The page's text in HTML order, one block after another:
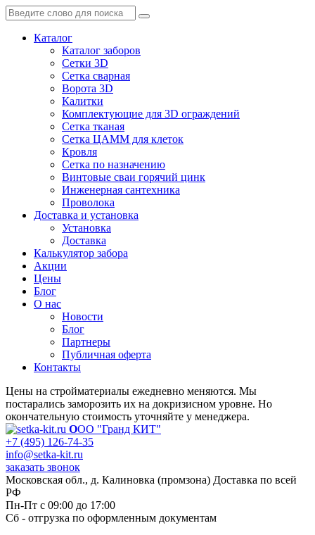
Каталог
Каталог заборов
Сетки 3D
Сетка сварная
Ворота 3D
Калитки
Комплектующие для 3D ограждений
Сетка тканая
Сетка ЦАММ для клеток
Кровля
Сетка по назначению
Винтовые сваи горячий цинк
Инженерная сантехника
Проволока
Доставка и установка
Установка
Доставка
Калькулятор забора
Акции
Цены
Блог
О нас
Новости
Блог
Партнеры
Публичная оферта
Контакты
Цены на стройматериалы ежедневно меняются. Мы
постарались заморозить их на докризисном уровне. Но
окончательную стоимость уточняйте у менеджера.
ООО "Гранд КИТ"
+7 (495) 126-74-35
info@setka-kit.ru
заказать звонок
Московская обл., д. Калиновка (промзона) Доставка по всей
РФ
Пн-Пт с 09:00 до 17:00
Сб - отгрузка по оформленным документам